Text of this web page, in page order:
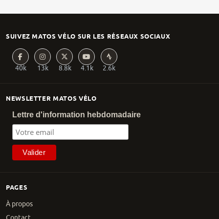
PAGES
À propos
NEWSLETTER MATOS VÉLO
Lettre d'information hebdomadaire
SUIVEZ MATOS VÉLO SUR LES RÉSEAUX SOCIAUX
40k 13k 8.8k 4.1k 2.6k